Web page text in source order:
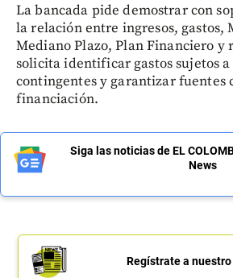
La bancada pide demostrar con
la relación entre ingresos, gastos,
Mediano Plazo, Plan Financiero y
solicita identificar gastos sujetos a
contingentes y garantizar fuentes
financiación.
Siga las noticias de EL
News
Regístrate a